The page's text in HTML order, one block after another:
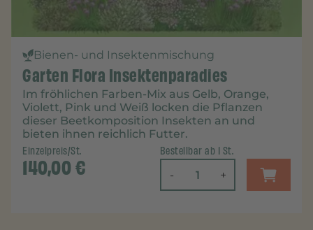
Bienen- und Insektenmischung
Garten Flora Insektenparadies
Im fröhlichen Farben-Mix aus Gelb, Orange,
Violett, Pink und Weiß locken die Pflanzen
dieser Beetkomposition Insekten an und
bieten ihnen reichlich Futter.
Einzelpreis/St.
140,00€
Bestellbar ab 1 St.
- +